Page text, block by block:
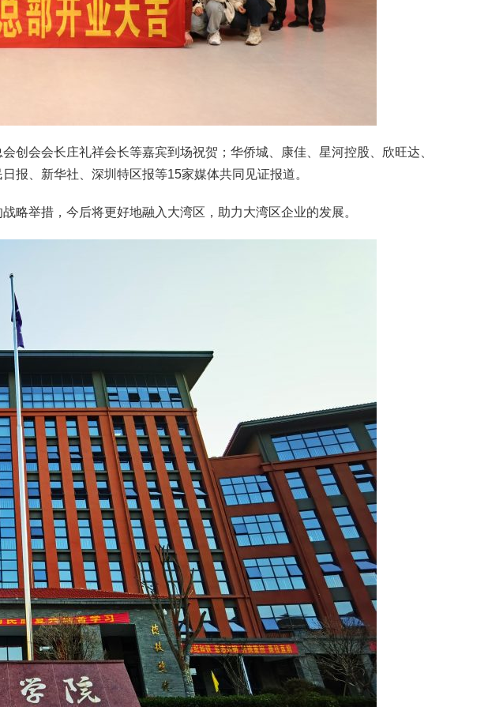
会会长庄礼祥会长等嘉宾到场祝贺；华侨城、康佳、星河控股、欣旺达、
报、新华社、深圳特区报等15家媒体共同见证报道。
略举措，今后将更好地融入大湾区，助力大湾区企业的发展。